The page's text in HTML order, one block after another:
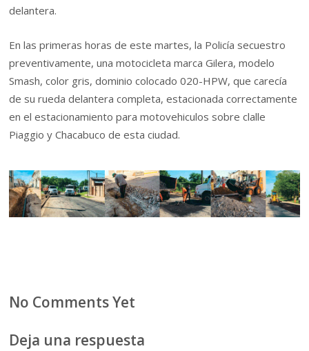
delantera.
En las primeras horas de este martes, la Policía secuestro
preventivamente, una motocicleta marca Gilera, modelo
Smash, color gris, dominio colocado 020-HPW, que carecía
de su rueda delantera completa, estacionada correctamente
en el estacionamiento para motovehiculos sobre clalle
Piaggio y Chacabuco de esta ciudad.
No Comments Yet
Deja una respuesta